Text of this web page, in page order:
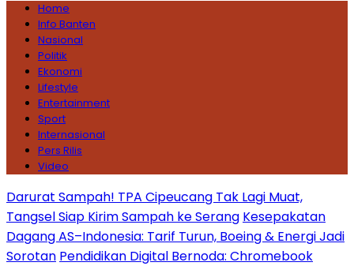
Home
Info Banten
Nasional
Politik
Ekonomi
Lifestyle
Entertainment
Sport
Internasional
Pers Rilis
Video
Darurat Sampah! TPA Cipeucang Tak Lagi Muat,
Tangsel Siap Kirim Sampah ke Serang Kesepakatan
Dagang AS–Indonesia: Tarif Turun, Boeing & Energi Jadi
Sorotan Pendidikan Digital Bernoda: Chromebook